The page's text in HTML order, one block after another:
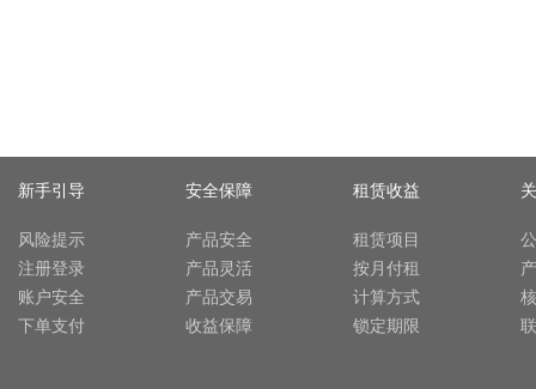
新手引导
风险提示
注册登录
账户安全
下单支付
安全保障
产品安全
产品灵活
产品交易
收益保障
租赁收益
租赁项目
按月付租
计算方式
锁定期限